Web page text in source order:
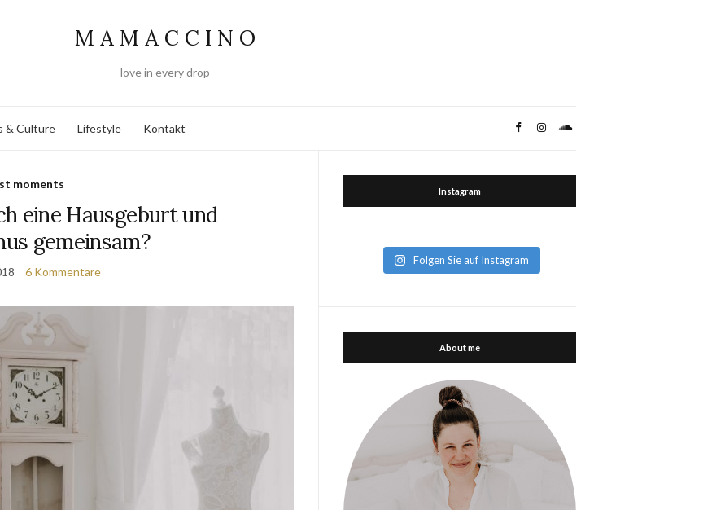
M A M A C C I N O
love in every drop
& Culture Lifestyle Kontakt
moments
eine Hausgeburt und
gemeinsam?
6 Kommentare
Instagram
Folgen Sie auf Instagram
About me